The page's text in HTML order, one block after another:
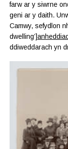
farw ar y siwrne
geni ar y daith.
Camwy, sefydlon
dwelling’]anheddiad
ddiweddarach yn